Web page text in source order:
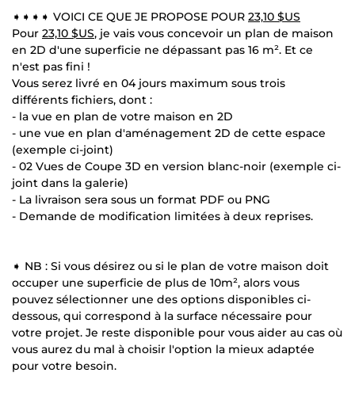
➧➧➧➧ VOICI CE QUE JE PROPOSE POUR 23,10 $US
Pour 23,10 $US, je vais vous concevoir un plan de maison
en 2D d'une superficie ne dépassant pas 16 m². Et ce
n'est pas fini !
Vous serez livré en 04 jours maximum sous trois
différents fichiers, dont :
- la vue en plan de votre maison en 2D
- une vue en plan d'aménagement 2D de cette espace
(exemple ci-joint)
- 02 Vues de Coupe 3D en version blanc-noir (exemple ci-
joint dans la galerie)
- La livraison sera sous un format PDF ou PNG
- Demande de modification limitées à deux reprises.
➧ NB : Si vous désirez ou si le plan de votre maison doit
occuper une superficie de plus de 10m², alors vous
pouvez sélectionner une des options disponibles ci-
dessous, qui correspond à la surface nécessaire pour
votre projet. Je reste disponible pour vous aider au cas où
vous aurez du mal à choisir l'option la mieux adaptée
pour votre besoin.